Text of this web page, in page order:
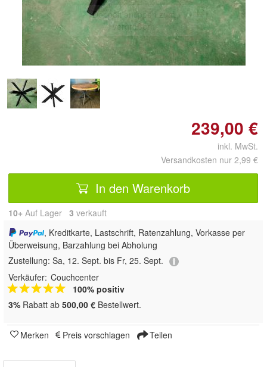
Doppelt antippen zum
vergrößern
239,00 €
inkl. MwSt.
Versandkosten nur 2,99 €
In den Warenkorb
10+ Auf Lager 3 verkauft
, Kreditkarte, Lastschrift, Ratenzahlung, Vorkasse per
Überweisung, Barzahlung bei Abholung
Zustellung: Sa, 12. Sept. bis Fr, 25. Sept.
Verkäufer: Couchcenter
100% positiv
3% Rabatt ab 500,00 € Bestellwert.
Merken Preis vorschlagen Teilen